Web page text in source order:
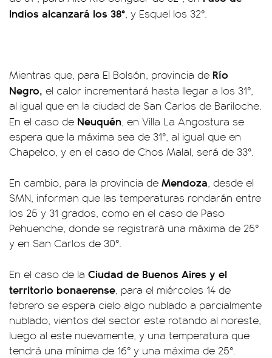
Indios alcanzará los 38°, y Esquel los 32°.
Mientras que, para El Bolsón, provincia de Río
Negro, el calor incrementará hasta llegar a los 31°,
al igual que en la ciudad de San Carlos de Bariloche.
En el caso de Neuquén, en Villa La Angostura se
espera que la máxima sea de 31°, al igual que en
Chapelco, y en el caso de Chos Malal, será de 33°.
En cambio, para la provincia de Mendoza, desde el
SMN, informan que las temperaturas rondarán entre
los 25 y 31 grados, como en el caso de Paso
Pehuenche, donde se registrará una máxima de 25°
y en San Carlos de 30°.
En el caso de la Ciudad de Buenos Aires y el
territorio bonaerense, para el miércoles 14 de
febrero se espera cielo algo nublado a parcialmente
nublado, vientos del sector este rotando al noreste,
luego al este nuevamente, y una temperatura que
tendrá una mínima de 16° y una máxima de 25°.